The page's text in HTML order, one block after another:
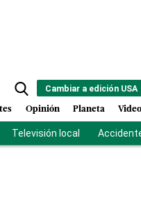
Cambiar a edición USA
Opinión Planeta
Televisión local